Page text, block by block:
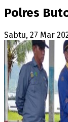
Polres
Sabtu, 27 Mar